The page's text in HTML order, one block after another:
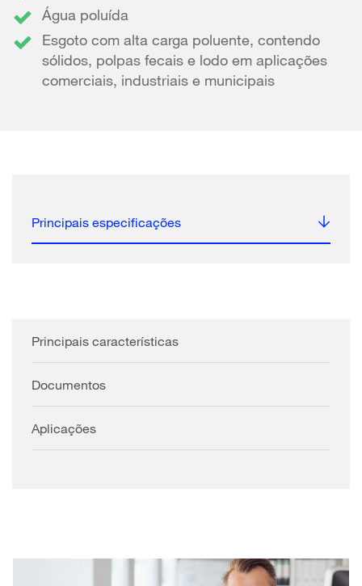
Água poluída
Esgoto com alta carga poluente, contendo
sólidos, polpas fecais e lodo em aplicações
comerciais, industriais e municipais
Principais especificações
Principais características
Documentos
Aplicações